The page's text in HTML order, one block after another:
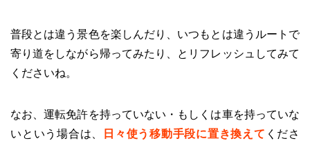
普段とは違う景色を楽しんだり、いつもとは違うルートで
寄り道をしながら帰ってみたり、とリフレッシュしてみて
くださいね。
なお、運転免許を持っていない・もしくは車を持っていな
いという場合は、
日々使う移動手段に置き換えて くださ